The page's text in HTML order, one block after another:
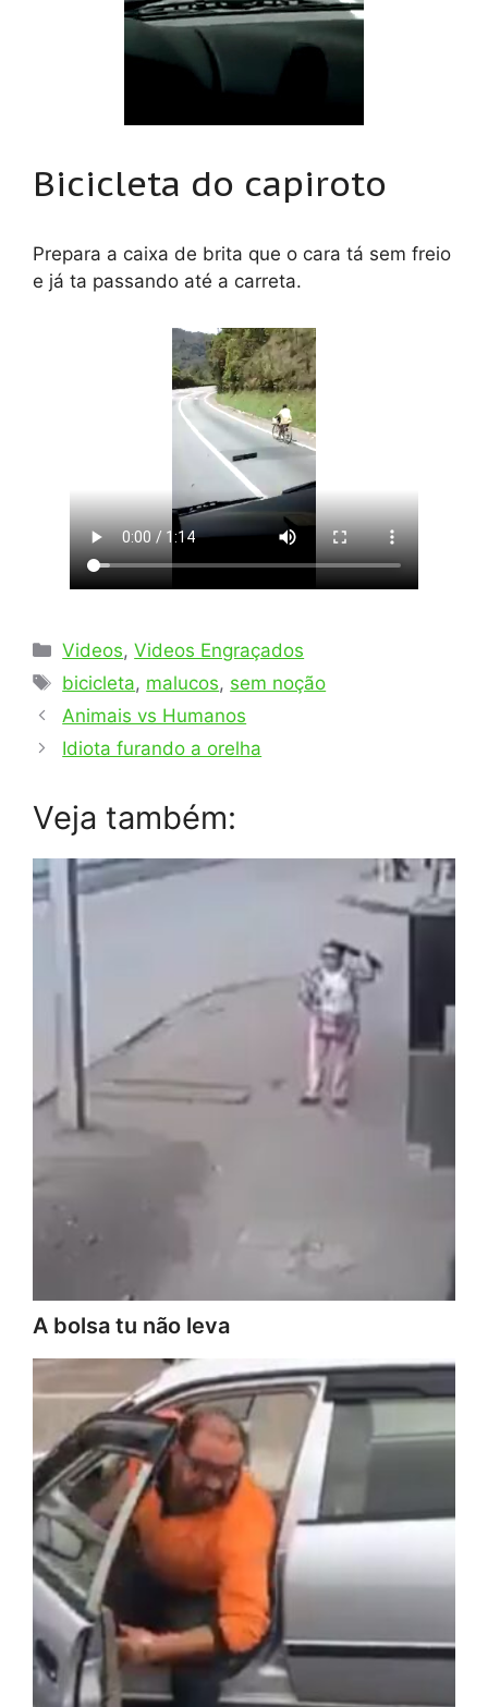
Bicicleta do capiroto
Prepara a caixa de brita que o cara tá sem freio
e já ta passando até a carreta.
Categorias
Videos,Videos Engraçados
Tags
bicicleta, malucos, sem noção
Animais vs Humanos
Idiota furando a orelha
Veja também:
A bolsa tu não leva